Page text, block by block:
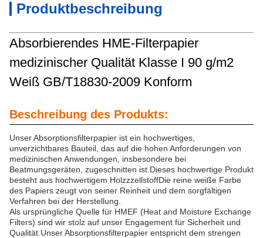
Produktbeschreibung
Absorbierendes HME-Filterpapier
medizinischer Qualität Klasse I 90 g/m2
Weiß GB/T18830-2009 Konform
Beschreibung des Produkts:
Unser Absorptionsfilterpapier ist ein hochwertiges,
unverzichtbares Bauteil, das auf die hohen Anforderungen von
medizinischen Anwendungen, insbesondere bei
Beatmungsgeräten, zugeschnitten ist.Dieses hochwertige Produkt
besteht aus hochwertigem HolzzzellstoffDie reine weiße Farbe
des Papiers zeugt von seiner Reinheit und dem sorgfältigen
Verfahren bei der Herstellung.
Als ursprüngliche Quelle für HMEF (Heat and Moisture Exchange
Filters) sind wir stolz auf unser Engagement für Sicherheit und
Qualität.Unser Absorptionsfilterpapier entspricht dem strengen